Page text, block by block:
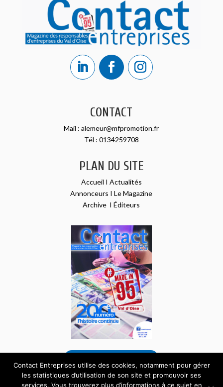
CONTACT
Mail :alemeur@mfpromotion.fr
Tél : 0134259708
PLAN DU SITE
Accueil I Actualités
Annonceurs ILe Magazine
Archive IÉditeurs
Contact Entreprises utilise des cookies, notamment pour gérer
les statistiques d’utilisation de son site et promouvoir ses
services. Vous trouverez plus d’informations à ce sujet en